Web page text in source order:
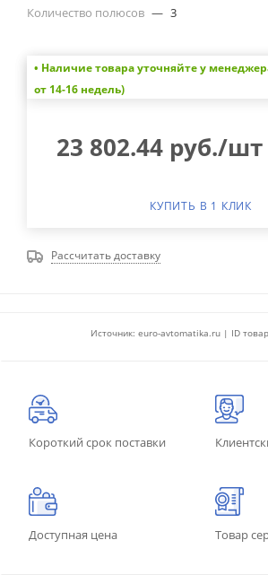
Количество полюсов — 3
• Наличие товара уточняйте у
от 14-16 недель)
23 802.44 руб./шт
КУПИТЬ В 1 КЛИК
Рассчитать доставку
Источник: euro-avtomatika.ru | ID
Короткий срок поставки
Доступная цена Товар